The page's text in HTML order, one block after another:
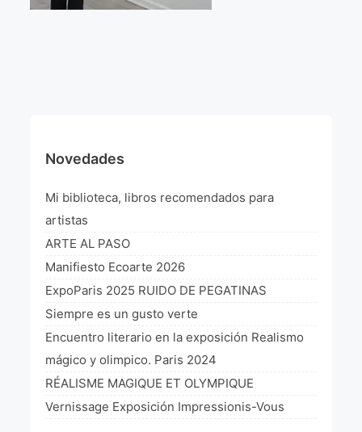
L’art Colombien à Paris 2019
L’art Latino-américain à Paris 2019
Reflecting Source. NY 2019
«Sincronías con sentido» Bogotá Colombia 2019
«Huellas trashumantes» New York 2018
Commissaire D’exposition
Novedades
Mi biblioteca, libros recomendados para
artistas
ARTE AL PASO
Manifiesto Ecoarte 2026
ExpoParis 2025 RUIDO DE PEGATINAS
Siempre es un gusto verte
Encuentro literario en la exposición Realismo
mágico y olimpico. Paris 2024
RÉALISME MAGIQUE ET OLYMPIQUE
Vernissage Exposición Impressionis-Vous